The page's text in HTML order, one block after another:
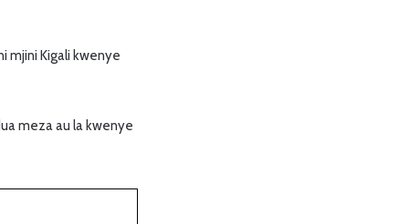
mjini Kigali kwenye
meza au la kwenye